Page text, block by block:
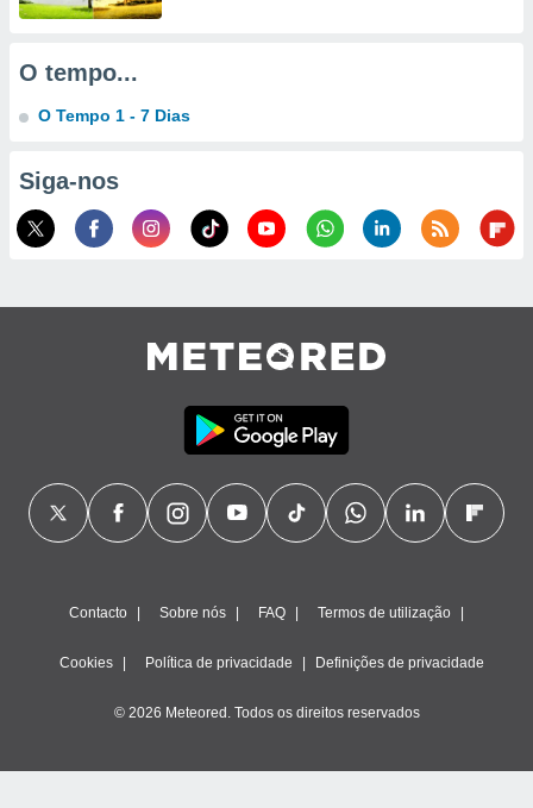
O tempo...
O Tempo 1 - 7 Dias
Siga-nos
Contacto Sobre nós FAQ Termos de utilização
Cookies Política de privacidade Definições de privacidade
© 2026 Meteored. Todos os direitos reservados